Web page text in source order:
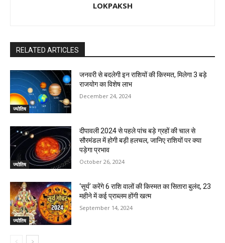
LOKPAKSH
RELATED ARTICLES
ज्योतिष
जनवरी से बदलेगी इन राशियों की किस्मत, मिलेगा 3 बड़े
राजयोग का विशेष लाभ
December 24, 2024
ज्योतिष
दीपावली 2024 से पहले पांच बड़े ग्रहों की चाल से
सौरमंडल में होगी बड़ी हलचल, जानिए राशियों पर क्या
पड़ेगा प्रभाव
October 26, 2024
ज्योतिष
‘सूर्य’ करेंगे 6 राशि वालों की किस्‍मत का सितारा बुलंद, 23
महीने में कई प्राब्‍लम होंगी खत्‍म
September 14, 2024